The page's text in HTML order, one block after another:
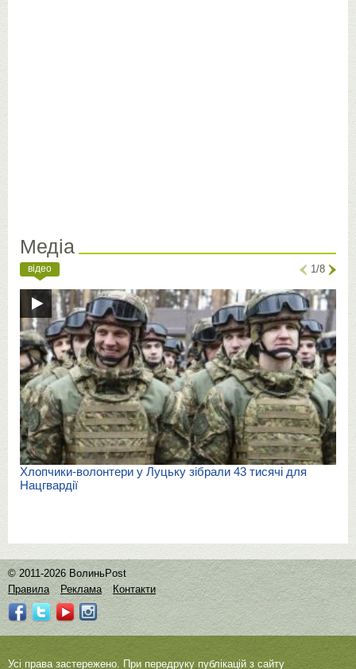
Медіа
відео 1/8
Хлопчики-волонтери у Луцьку зібрали 43 тисячі для
Нацгвардії
© 2011-2026 ВолиньPost
Правила
Реклама Контакти
Усі права застережено. При передруку публікацій з сайту